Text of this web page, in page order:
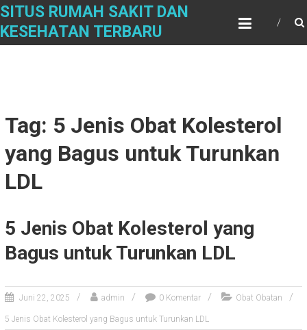
Skip
content
SITUS RUMAH SAKIT DAN
KESEHATAN TERBARU
Tag: 5 Jenis Obat Kolesterol
yang Bagus untuk Turunkan
LDL
5 Jenis Obat Kolesterol yang
Bagus untuk Turunkan LDL
Juni 22, 2025 admin 0 Komentar Obat Obatan
5 Jenis Obat Kolesterol yang Bagus untuk Turunkan LDL